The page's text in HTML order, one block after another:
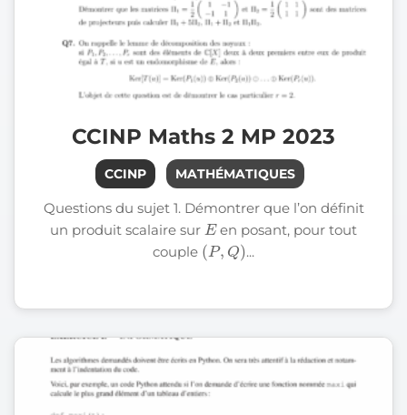
CCINP Maths 2 MP 2023
CCINP MATHÉMATIQUES
Questions du sujet 1. Démontrer que l’on définit
un produit scalaire sur
E
en posant, pour tout
couple
(P, Q)
...